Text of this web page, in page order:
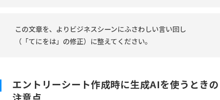
この文章を、よりビジネスシーンにふさわしい言い回し
（「てにをは」の修正）に整えてください。
エントリーシート作成時に生成AIを使うときの